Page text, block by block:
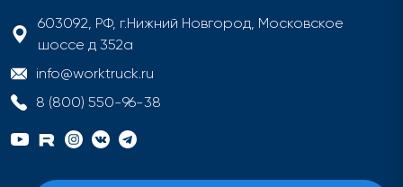
603092, РФ, г.Нижний Новгород, Московское
шоссе д 352а
info@worktruck.ru
8 (800) 550-96-38